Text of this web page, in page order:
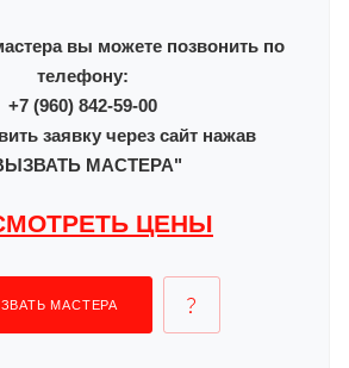
вы можете позвонить по
телефону:
+7 (960) 842-59-00
заявку через сайт нажав
МАСТЕРА"
ЦЕНЫ
МАСТЕРА